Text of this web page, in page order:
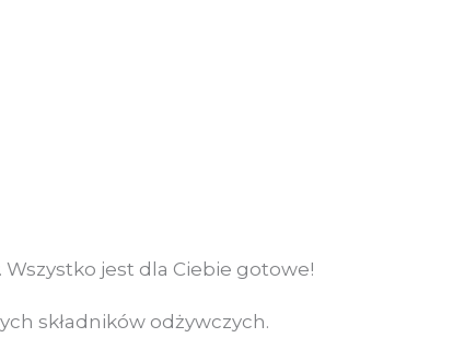
jest dla Ciebie gotowe!
składników odżywczych.